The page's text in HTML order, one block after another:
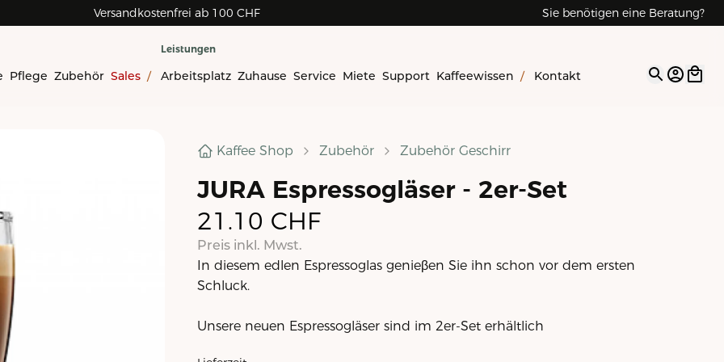
Versandkostenfrei ab 100 CHF Sie benötigen eine Beratung?
Pflege Zubehör Sales /
Leistungen
Arbeitsplatz Zuhause Service Miete Support Kaffeewissen / Kontakt Open
Kaffee Shop Zubehör Zubehör Geschirr
JURA Espressogläser - 2er-Set
21.10 CHF
Preis inkl. Mwst.
In diesem edlen Espressoglas genieβen Sie ihn schon vor dem ersten
Schluck.
Unsere neuen Espressogläser sind im 2er-Set erhältlich